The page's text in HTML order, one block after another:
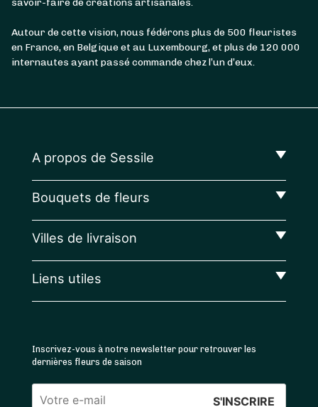
savoir-faire de créations artisanales.
Autour de cette vision, nous fédérons plus de 500 fleuristes
en France, en Belgique et au Luxembourg, et plus de 120 000
internautes ayant passé commande chez l’un d’eux.
A propos de Sessile
Bouquets de fleurs
Villes de livraison
Liens utiles
Inscrivez-vous à notre newsletter pour retrouver les
dernières fleurs de saison